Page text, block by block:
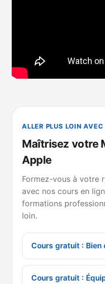
ALLER PLUS LOIN AVEC
Maîtrisez votre
Apple
Formez-vous à votre
avec nos cours en
formations
loin.
Cours gratuit : Bien
Cours gratuit :